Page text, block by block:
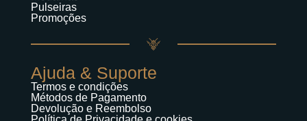
Pulseiras
Promoções
Ajuda & Suporte
Termos e condições
Métodos de Pagamento
Devolução e Reembolso